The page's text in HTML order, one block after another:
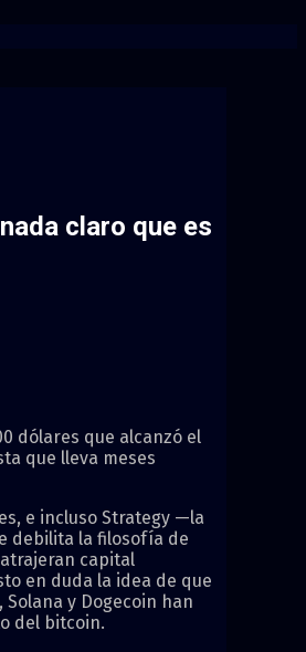
claro que es
dólares que alcanzó el
que lleva meses
e incluso Strategy —la
debilita la filosofía de
capital
en duda la idea de que
y Dogecoin han
del bitcoin.